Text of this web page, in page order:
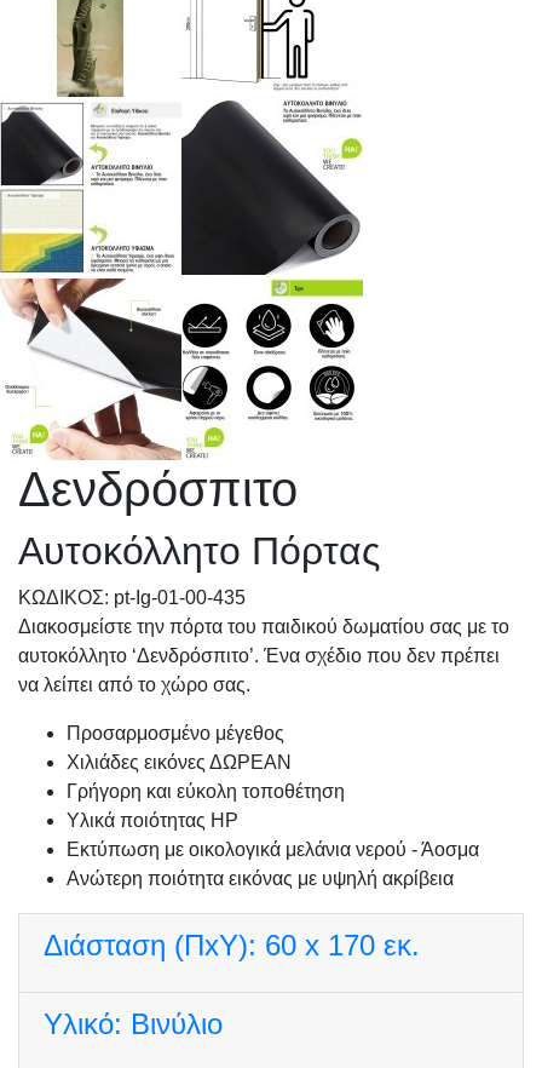
Δενδρόσπιτο
Αυτοκόλλητο Πόρτας
KΩΔΙΚΟΣ: pt-Ig-01-00-435
Διακοσμείστε την πόρτα του παιδικού δωματίου σας με το
αυτοκόλλητο ‘Δενδρόσπιτο’. Ένα σχέδιο που δεν πρέπει
να λείπει από το χώρο σας.
Προσαρμοσμένo μέγεθος
Χιλιάδες εικόνες ΔΩΡΕΑΝ
Γρήγορη και εύκολη τοποθέτηση
Υλικά ποιότητας HP
Εκτύπωση με οικολογικά μελάνια νερού - Άοσμα
Ανώτερη ποιότητα εικόνας με υψηλή ακρίβεια
Διάσταση (ΠxΥ): 60 x 170 εκ.
Υλικό: Βινύλιο